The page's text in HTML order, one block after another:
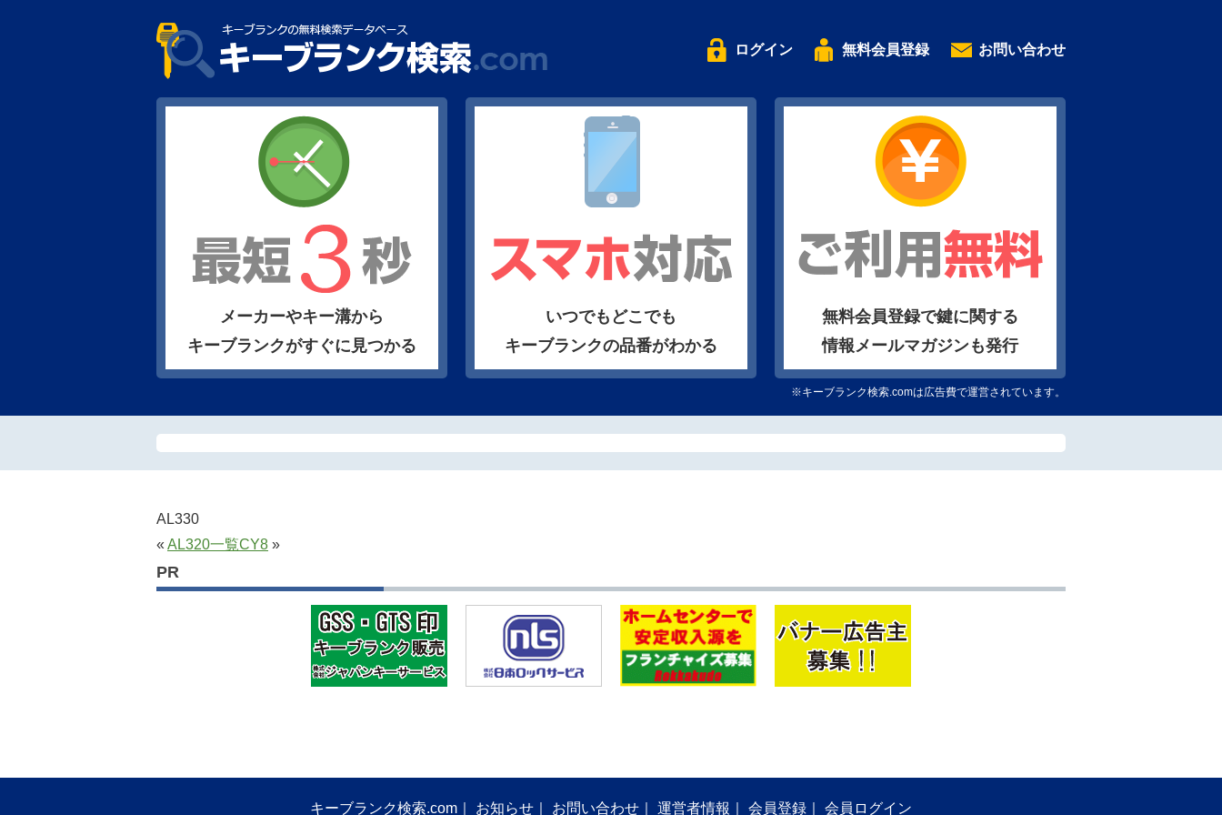
ログイン 無料会員登録 お問い合わせ
メーカーやキー溝から
キーブランクがすぐに見つかる
いつでもどこでも
キーブランクの品番がわかる
無料会員登録で鍵に関する
情報メールマガジンも発行
※キーブランク検索.comは広告費で運営されています。
AL330
« AL320一覧CY8 »
PR
キーブランク検索.com お知らせ お問い合わせ 運営者情報 会員登録 会員ログイン